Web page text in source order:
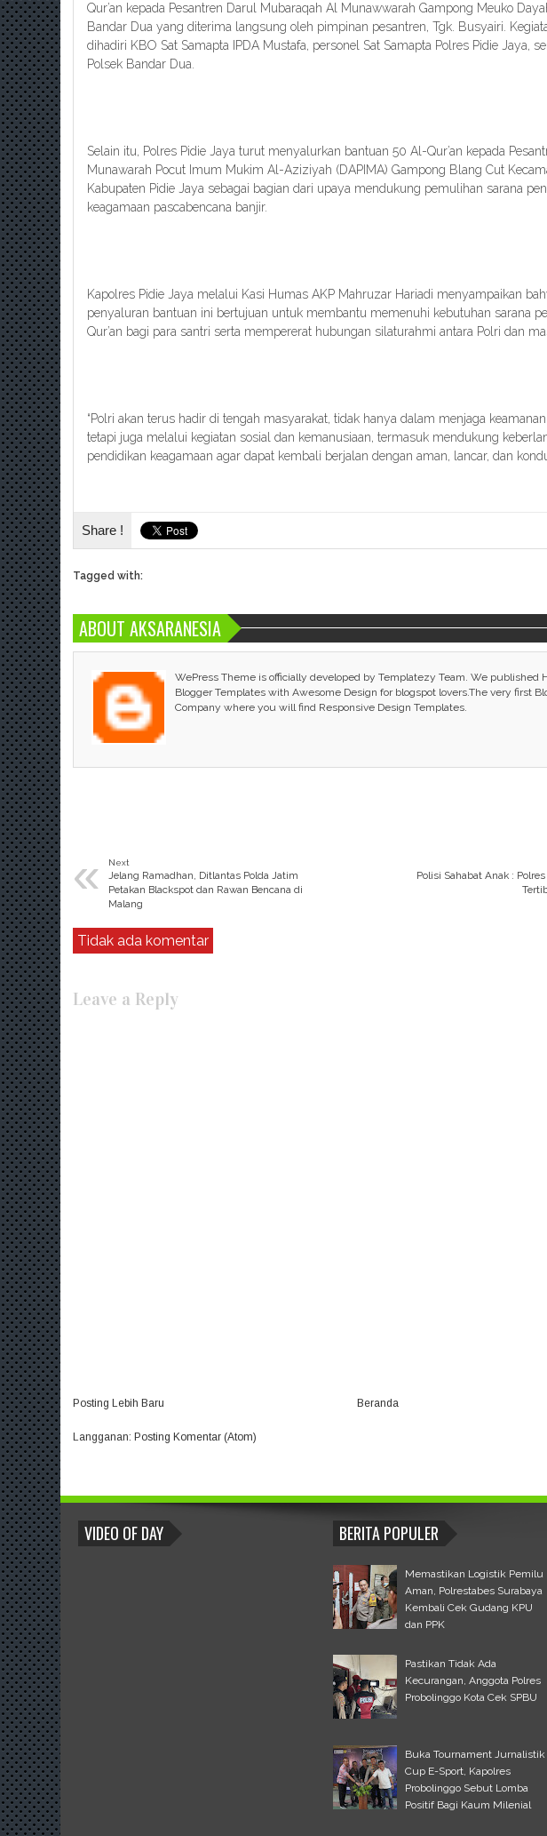
Qur’an kepada Pesantren Darul Mubaraqah Al Munawwarah Gampong Meuko
Bandar Dua yang diterima langsung oleh pimpinan pesantren, Tgk. Busyairi.
dihadiri KBO Sat Samapta IPDA Mustafa, personel Sat Samapta Polres Pidie Jaya,
Polsek Bandar Dua.
Selain itu, Polres Pidie Jaya turut menyalurkan bantuan 50 Al-Qur’an kepada
Munawarah Pocut Imum Mukim Al-Aziziyah (DAPIMA) Gampong Blang Cut
Kabupaten Pidie Jaya sebagai bagian dari upaya mendukung pemulihan sarana
keagamaan pascabencana banjir.
Kapolres Pidie Jaya melalui Kasi Humas AKP Mahruzar Hariadi menyampaikan
penyaluran bantuan ini bertujuan untuk membantu memenuhi kebutuhan sarana
Qur’an bagi para santri serta mempererat hubungan silaturahmi antara Polri dan
“Polri akan terus hadir di tengah masyarakat, tidak hanya dalam menjaga keamanan
tetapi juga melalui kegiatan sosial dan kemanusiaan, termasuk mendukung
pendidikan keagamaan agar dapat kembali berjalan dengan aman, lancar, dan
Share !
Tagged with:
ABOUT AKSARANESIA
WePress Theme is officially developed by Templatezy Team. We published
Blogger Templates with Awesome Design for blogspot lovers.The very first
Company where you will find Responsive Design Templates.
« Next
Jelang Ramadhan, Ditlantas Polda Jatim
Petakan Blackspot dan Rawan Bencana di
Malang
Polisi Sahabat Anak :
Tidak ada komentar
Leave a Reply
Posting Lebih Baru Beranda
Langganan: Posting Komentar (Atom)
BLOGROLL
VIDEO OF DAY BERITA POPULER
Memastikan Logistik Pemilu
Aman, Polrestabes Surabaya
Kembali Cek Gudang KPU
dan PPK
Pastikan Tidak Ada
Kecurangan, Anggota Polres
Probolinggo Kota Cek SPBU
Buka Tournament Jurnalistik
Cup E-Sport, Kapolres
Probolinggo Sebut Lomba
Positif Bagi Kaum Milenial